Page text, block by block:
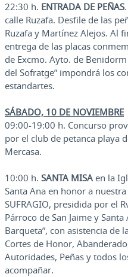
22:30 h. ENTRADA DE PEÑAS
calle Ruzafa. Desfile de las
Ruzafa y Martínez Alejos. Al
entrega de las placas
de Excmo. Ayto. de Benidorm
del Sofratge” impondrá los
estandartes.
SÁBADO, 10 DE NOVIEMBRE
09:00-19:00 h. Concurso
por el club de petanca playa
Mercasa.
10:00 h. SANTA MISAen la
Santa Ana en honor a nuestra
SUFRAGIO, presidida por el
Párroco de San Jaime y
Barqueta”, con asistencia de
Cortes de Honor,
Autoridades, Peñas y todos
acompañar.